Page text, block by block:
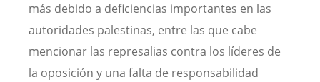
más debido a deficiencias importantes en las
autoridades palestinas, entre las que cabe
mencionar las represalias contra los líderes de
la oposición y una falta de responsabilidad